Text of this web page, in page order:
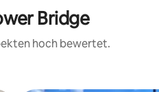
Bridge
hoch bewertet.